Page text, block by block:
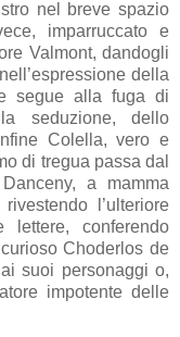
nel breve spazio
imparruccato e
Valmont, dandogli
della
segue alla fuga di
seduzione, dello
Colella, vero e
di tregua passa dal
a mamma
l’ulteriore
conferendo
Choderlos de
suoi personaggi o,
impotente delle